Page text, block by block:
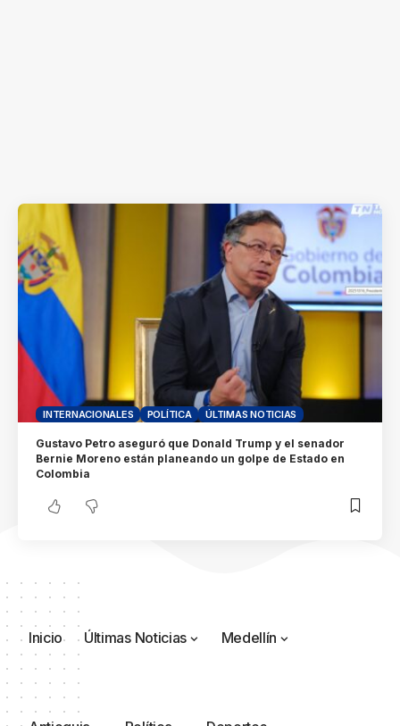
INTERNACIONALES POLÍTICA ÚLTIMAS NOTICIAS
Gustavo Petro aseguró que Donald Trump y el senador
Bernie Moreno están planeando un golpe de Estado en
Colombia
Inicio Últimas Noticias Medellín